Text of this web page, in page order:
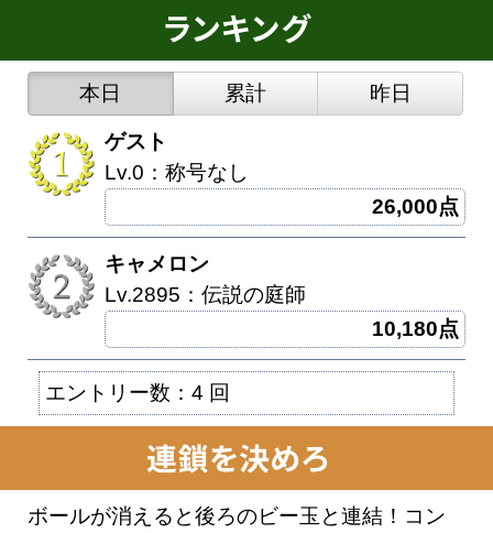
本日 累計 昨日
ゲスト
Lv.0：称号なし
26,000点
キャメロン
Lv.2895：伝説の庭師
10,180点
エントリー数：4 回
ボールが消えると後ろのビー玉と連結！コン